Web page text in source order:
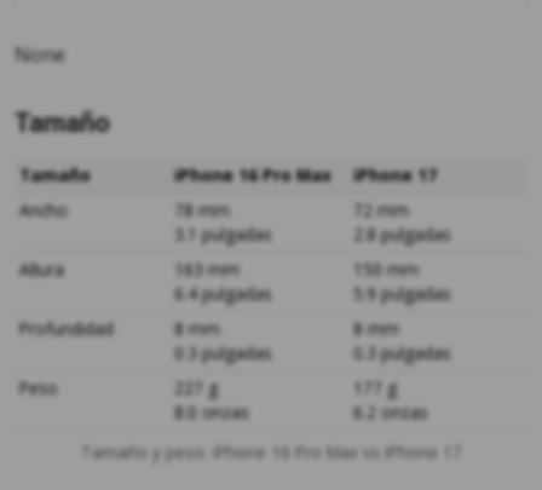
None
Tamaño
Tamaño y peso: iPhone 16 Pro Max vs iPhone 17
Tamaño iPhone 16 Pro Max
iPhone 17
Ancho
78 mm
3.1 pulgadas
72 mm
2.8 pulgadas
Altura
163 mm
6.4 pulgadas
150 mm
5.9 pulgadas
Profundidad
8 mm
0.3 pulgadas
8 mm
0.3 pulgadas
Peso
227 g
8.0 onzas
177 g
6.2 onzas